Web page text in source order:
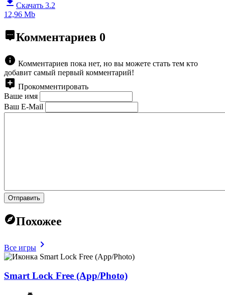
Скачать 3.2
12,96 Mb
Комментариев 0
Комментариев пока нет, но вы можете стать тем кто
добавит самый первый комментарий!
Прокомментировать
Ваше имя
Ваш E-Mail
Отправить
Похожее
Все игры
Smart Lock Free (App/Photo)